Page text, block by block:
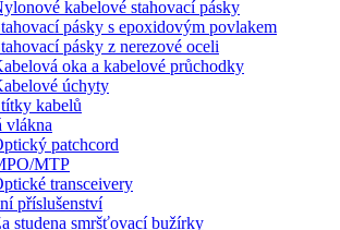
kabelové stahovací pásky
pásky s epoxidovým povlakem
pásky z nerezové oceli
oka a kabelové průchodky
úchyty
kabelů
vlákna
patchcord
MTP
transceivery
příslušenství
studena smršťovací bužírky